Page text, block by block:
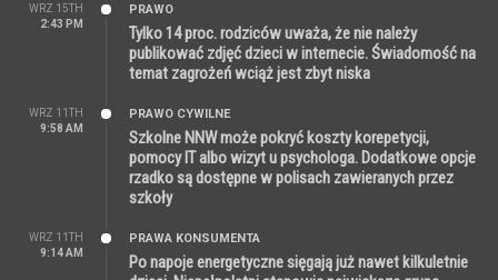
WRZ 15TH
2:43 PM
PRAWO
Tylko 14 proc. rodziców uważa, że nie należy
publikować zdjęć dzieci w internecie. Świadomość na
temat zagrożeń wciąż jest zbyt niska
WRZ 11TH
9:58 AM
PRAWO CYWILNE
Szkolne NNW może pokryć koszty korepetycji,
pomocy IT albo wizyt u psychologa. Dodatkowe opcje
rzadko są dostępne w polisach zawieranych przez
szkoły
WRZ 11TH
9:14 AM
PRAWA KONSUMENTA
Po napoje energetyczne sięgają już nawet kilkuletnie